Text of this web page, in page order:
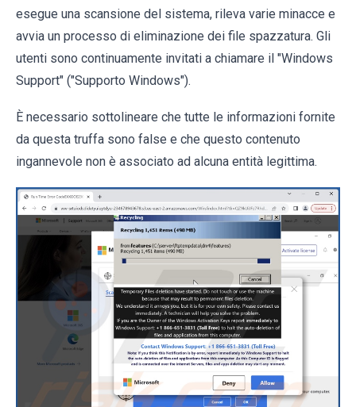
esegue una scansione del sistema, rileva varie minacce e
avvia un processo di eliminazione dei file spazzatura. Gli
utenti sono continuamente invitati a chiamare il "Windows
Support" ("Supporto Windows").
È necessario sottolineare che tutte le informazioni fornite
da questa truffa sono false e che questo contenuto
ingannevole non è associato ad alcuna entità legittima.